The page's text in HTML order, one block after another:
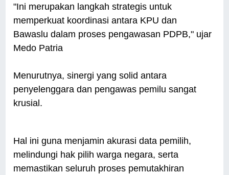
"Ini merupakan langkah strategis untuk
memperkuat koordinasi antara KPU dan
Bawaslu dalam proses pengawasan PDPB," ujar
Medo Patria
Menurutnya, sinergi yang solid antara
penyelenggara dan pengawas pemilu sangat
krusial.
Hal ini guna menjamin akurasi data pemilih,
melindungi hak pilih warga negara, serta
memastikan seluruh proses pemutakhiran